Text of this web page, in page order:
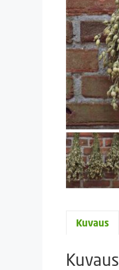
Kuvaus
Kuvaus